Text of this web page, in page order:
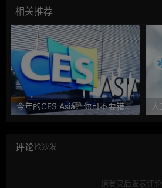
相关推荐
今年的CES Asia，你可不要错过这些自动驾驶看点
评论抢沙发
请登录后发表评论